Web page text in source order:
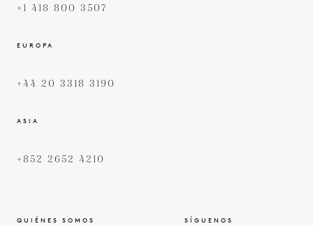
+1 418 800 3507
EUROPA
+44 20 3318 3190
ASIA
+852 2652 4210
QUIÉNES SOMOS SÍGUENOS